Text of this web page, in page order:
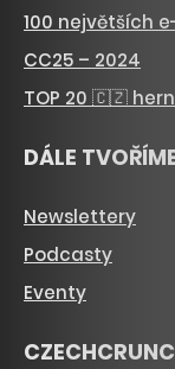
100 největších
CC25 – 2024
TOP 20 🇨🇿
DÁLE
Newslettery
Podcasty
Eventy